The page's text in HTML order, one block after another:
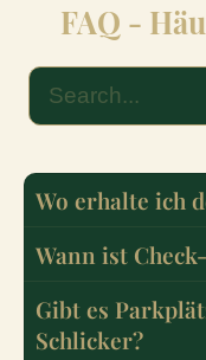
FAQ -
Wo erhalte ich
Wann ist
Gibt es
Schlicker?